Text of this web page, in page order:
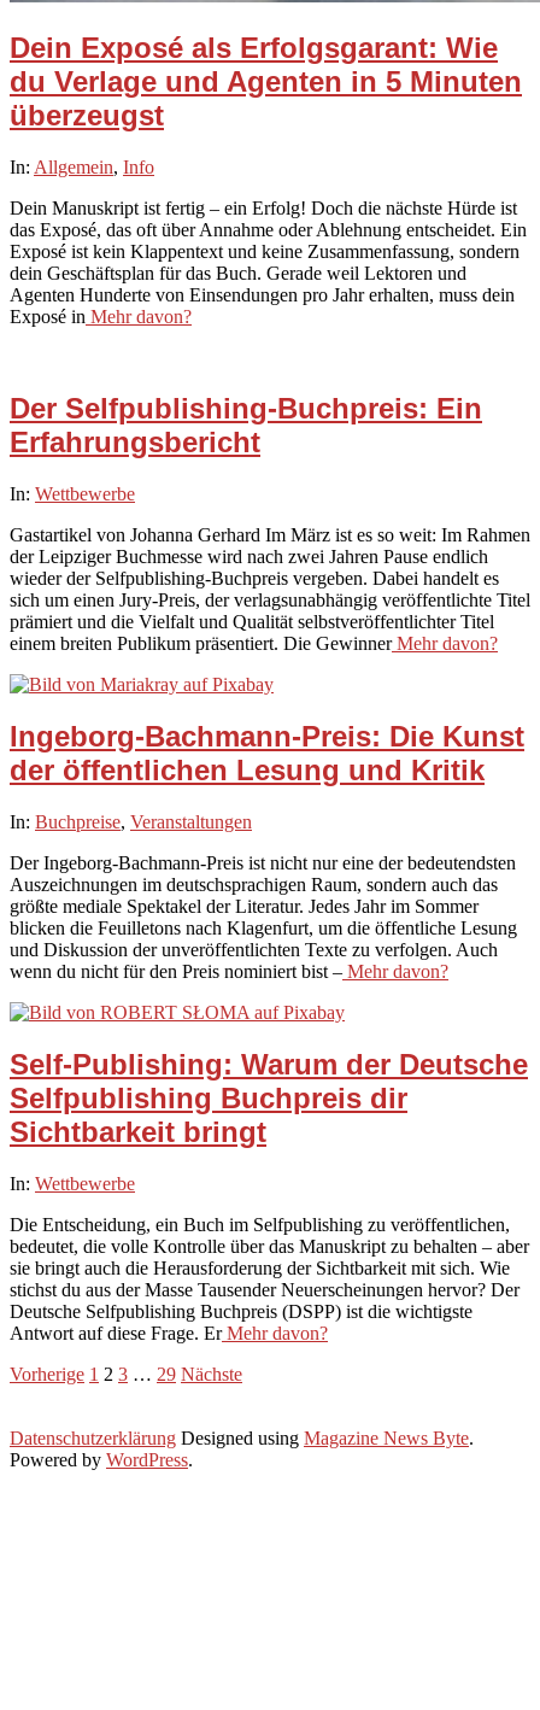
Dein Exposé als Erfolgsgarant: Wie
du Verlage und Agenten in 5 Minuten
überzeugst
2026-
15
In: Allgemein, Info
Dein Manuskript ist fertig – ein Erfolg! Doch die nächste Hürde ist
das Exposé, das oft über Annahme oder Ablehnung entscheidet. Ein
Exposé ist kein Klappentext und keine Zusammenfassung, sondern
dein Geschäftsplan für das Buch. Gerade weil Lektoren und
Agenten Hunderte von Einsendungen pro Jahr erhalten, muss dein
Exposé in Mehr davon?
Der Selfpublishing-Buchpreis: Ein
Erfahrungsbericht
2026-
13
In: Wettbewerbe
Gastartikel von Johanna Gerhard Im März ist es so weit: Im Rahmen
der Leipziger Buchmesse wird nach zwei Jahren Pause endlich
wieder der Selfpublishing-Buchpreis vergeben. Dabei handelt es
sich um einen Jury-Preis, der verlagsunabhängig veröffentlichte Titel
prämiert und die Vielfalt und Qualität selbstveröffentlichter Titel
einem breiten Publikum präsentiert. Die GewinnerMehr davon?
Ingeborg-Bachmann-Preis: Die Kunst
der öffentlichen Lesung und Kritik
2026-
11
In: Buchpreise, Veranstaltungen
Der Ingeborg-Bachmann-Preis ist nicht nur eine der bedeutendsten
Auszeichnungen im deutschsprachigen Raum, sondern auch das
größte mediale Spektakel der Literatur. Jedes Jahr im Sommer
blicken die Feuilletons nach Klagenfurt, um die öffentliche Lesung
und Diskussion der unveröffentlichten Texte zu verfolgen. Auch
wenn du nicht für den Preis nominiert bist – Mehr davon?
Self-Publishing: Warum der Deutsche
Selfpublishing Buchpreis dir
Sichtbarkeit bringt
2026-
07
In: Wettbewerbe
Die Entscheidung, ein Buch im Selfpublishing zu veröffentlichen,
bedeutet, die volle Kontrolle über das Manuskript zu behalten – aber
sie bringt auch die Herausforderung der Sichtbarkeit mit sich. Wie
stichst du aus der Masse Tausender Neuerscheinungen hervor? Der
Deutsche Selfpublishing Buchpreis (DSPP) ist die wichtigste
Antwort auf diese Frage. ErMehr davon?
Seitennummerierung
Beiträge
Vorherige 1 2 3 … 29 Nächste
Datenschutzerklärung Designed using Magazine News Byte.
Powered by WordPress.